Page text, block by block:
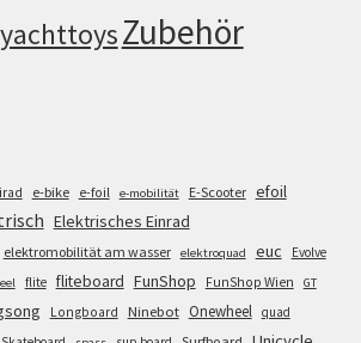
yachttoysZubehör
e-bike e-foil e-mobilität E-Scooter efoil
Elektrisches Einrad
elektromobilität am wasser elektroquad euc
Evolve
flite fliteboard FunShop FunShop Wien GT
Longboard Ninebot Onewheel quad